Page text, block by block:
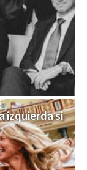
izquierda si